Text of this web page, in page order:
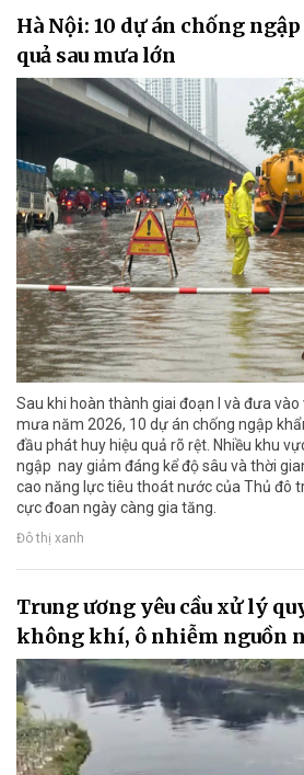
Hà Nội: 10 dự án chống
quả sau mưa lớn
Sau khi hoàn thành giai đoạn I và đưa
mưa năm 2026, 10 dự án chống ngập
đầu phát huy hiệu quả rõ rệt. Nhiều khu
ngập nay giảm đáng kể độ sâu và thời
cao năng lực tiêu thoát nước của Thủ đô
cực đoan ngày càng gia tăng.
Đô thị xanh
Trung ương yêu cầu xử lý
không khí, ô nhiễm nguồn